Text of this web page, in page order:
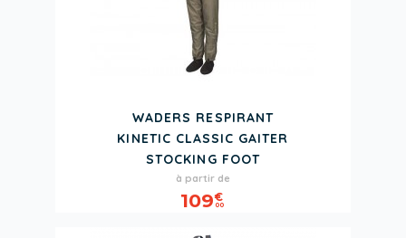
WADERS RESPIRANT
KINETIC CLASSIC GAITER
STOCKING FOOT
Prix
à partir de
109€
00